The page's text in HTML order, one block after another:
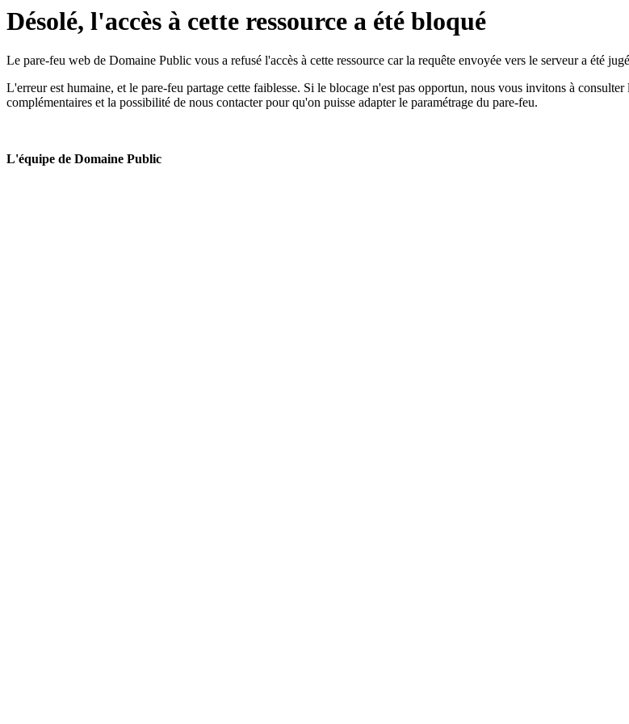
Désolé, l'accès à cette ressource a été bloqué
Le pare-feu web de Domaine Public vous a refusé l'accès à cette ressource car la requête envoyée vers le serveur a été
L'erreur est humaine, et le pare-feu partage cette faiblesse. Si le blocage n'est pas opportun, nous vous invitons à consulter
complémentaires et la possibilité de nous contacter pour qu'on puisse adapter le paramétrage du pare-feu.
L'équipe de Domaine Public